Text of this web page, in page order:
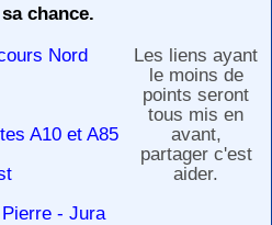
chance.
Nord
A10 et A85
- Jura
Les liens ayant
le moins de
points seront
tous mis en
avant,
partager c'est
aider.